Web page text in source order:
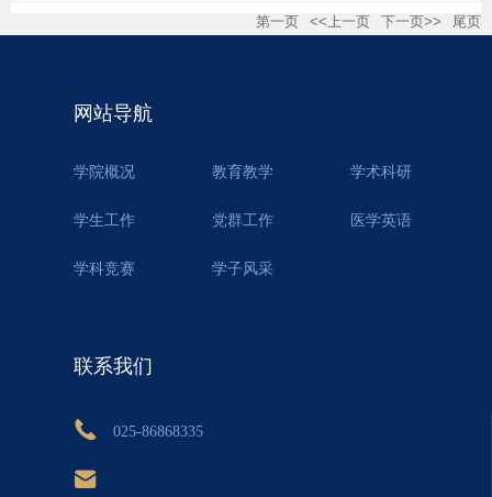
第一页 <<上一页 下一页>> 尾页
网站导航
学院概况 教育教学 学术科研
学生工作 党群工作 医学英语
学科竞赛 学子风采
联系我们
025-86868335